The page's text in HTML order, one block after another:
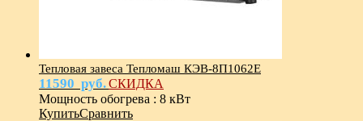
Тепловая завеса Тепломаш КЭВ-8П1062Е
11590 руб.СКИДКА
Мощность обогрева : 8 кВт
КупитьСравнить